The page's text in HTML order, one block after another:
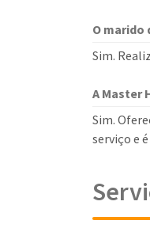
O marido
Sim.
A Master
Sim.
serviço e